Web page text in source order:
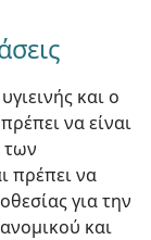
και ο
να είναι
των
πρέπει να
για την
και